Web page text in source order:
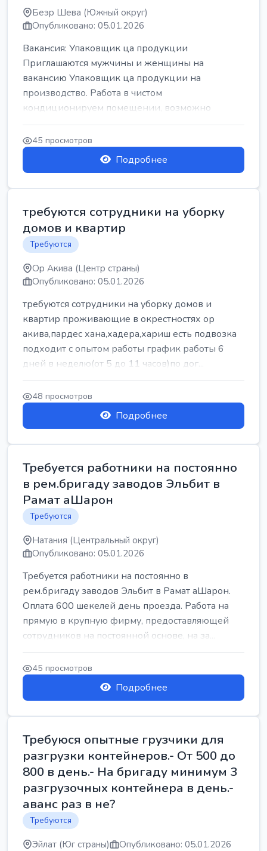
Беэр Шева (Южный округ)
Опубликовано: 05.01.2026
Вакансия: Упаковщик ца продукции
Приглашаются мужчины и женщины на
вакансию Упаковщик ца продукции на
производство. Работа в чистом
кондиционируем помещении, возможно
работать сидя. Работа с воскресен...
45 просмотров
Подробнее
требуются сотрудники на уборку
домов и квартир
Требуются
Ор Акива (Центр страны)
Опубликовано: 05.01.2026
требуются сотрудники на уборку домов и
квартир проживающие в окрестностях ор
акива,пардес хана,хадера,хариш есть подвозка
подходит с опытом работы график работы 6
дней в неделю(от 5 до 11 часов)по дог...
48 просмотров
Подробнее
Требуется работники на постоянно
в рем.бригаду заводов Эльбит в
Рамат аШарон
Требуются
Натания (Центральный округ)
Опубликовано: 05.01.2026
Требуется работники на постоянно в
рем.бригаду заводов Эльбит в Рамат аШарон.
Оплата 600 шекелей день проезда. Работа на
прямую в крупную фирму, предоставляющей
сотрудников на постоянной основе, на за...
45 просмотров
Подробнее
Требуюся опытные грузчики для
разгрузки контейнеров.- От 500 до
800 в день.- На бригаду минимум 3
разгрузочных контейнера в день.-
аванс раз в не?
Требуются
Эйлат (Юг страны) Опубликовано: 05.01.2026